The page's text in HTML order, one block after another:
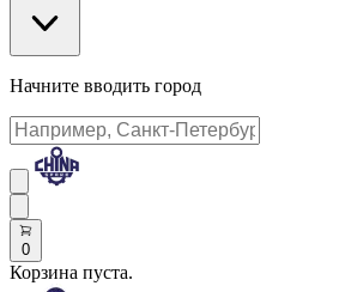
Начните вводить город
0
Корзина пуста.